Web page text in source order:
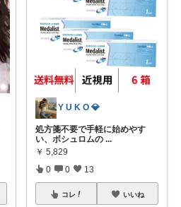
Y U K O 💎
処方箋不要で手軽に始めやす
い、ボシュロムの ...
￥ 5,829
0 0 13
コレ いいね